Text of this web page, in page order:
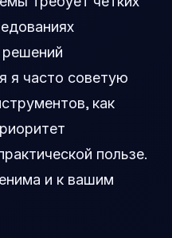
решений
я часто советую
как
пользе.
и к вашим